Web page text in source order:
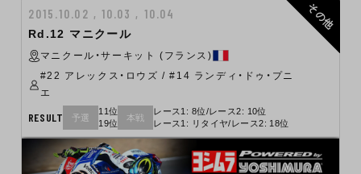
2015.10.02 , 10.03 , 10.04
Rd.12 マニクール
マニクール・サーキット (フランス)
#22 アレックス・ロウズ / #14 ランディ・ドゥ・プニ
エ
RESULT 予選
11位
19位
本戦
レース1: 8位/レース2: 10位
レース1: リタイヤ/レース2: 18位
その他